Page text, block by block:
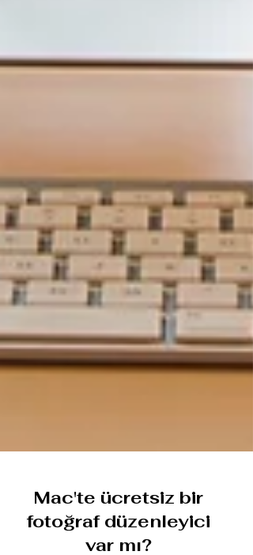
Mac'te ücretsiz bir